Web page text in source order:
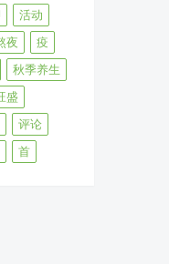
活动
夜
疫
秋季养生
盛
评论
首